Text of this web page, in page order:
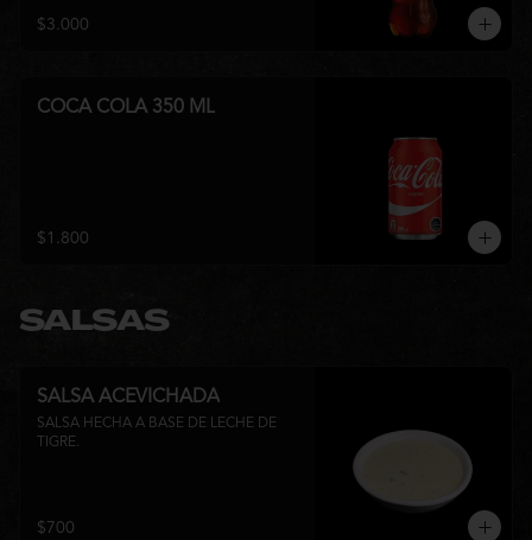
$3.000
COCA COLA 350 ML
$1.800
SALSAS
SALSA ACEVICHADA
SALSA HECHA A BASE DE LECHE DE
TIGRE.
$700